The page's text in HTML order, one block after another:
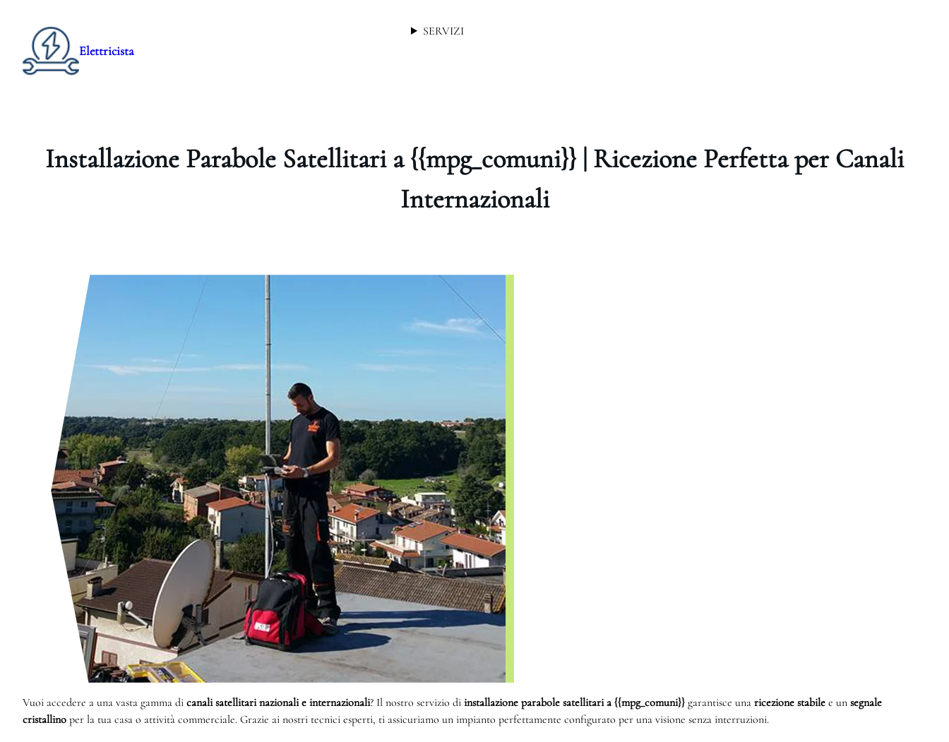
Elettricista
SERVIZI
Installazione Parabole Satellitari a {{mpg_comuni}} | Ricezione Perfetta per Canali
Internazionali
Vuoi accedere a una vasta gamma di canali satellitari nazionali e internazionali? Il nostro servizio di installazione parabole satellitari a {{mpg_comuni}} garantisce una ricezione stabile e un segnale
cristallino per la tua casa o attività commerciale. Grazie ai nostri tecnici esperti, ti assicuriamo un impianto perfettamente configurato per una visione senza interruzioni.